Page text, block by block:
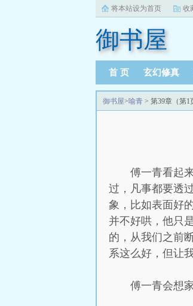
将本站设为首页 收
御书屋
首 页 玄幻修真
御书屋>喻青 > 第39章（第1
傅一青看起
过，凡事都要透
象，比如表面好
并不好哄，他只
的，从我们之前
系这么好，但让
傅一青会想